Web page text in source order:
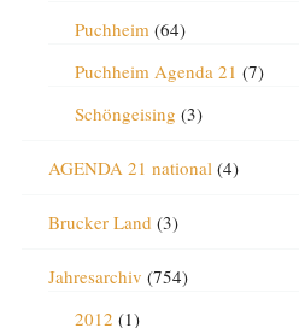
Puchheim(64)
Puchheim Agenda 21 (7)
Schöngeising (3)
AGENDA 21 national(4)
Brucker Land (3)
Jahresarchiv (754)
2012 (1)